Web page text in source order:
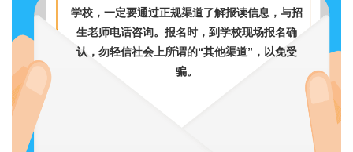
学校，一定要通过正规渠道了解报读信息，与招
生老师电话咨询。报名时，到学校现场报名确
认，勿轻信社会上所谓的“其他渠道”，以免受
骗。